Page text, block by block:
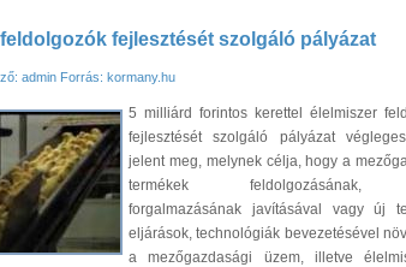
fejlesztését szolgáló pályázat
admin Forrás: kormany.hu
5 milliárd forintos kerettel élelmiszer
fejlesztését szolgáló pályázat
jelent meg, melynek célja, hogy a
termékek feldolgozásának,
forgalmazásának javításával vagy új
eljárások, technológiák bevezetésével
a mezőgazdasági üzem, illetve